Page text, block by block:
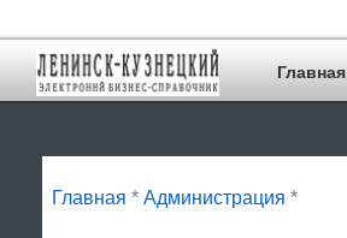
Главная
Главная * Администрация *